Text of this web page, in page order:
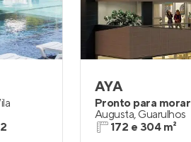
2
AYA
Pronto para morar
Augusta, Guarulhos
172 e 304 m²